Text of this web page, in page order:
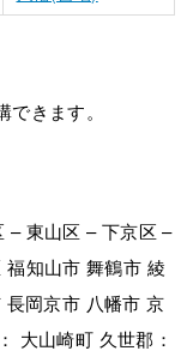
きます。
– 東山区 – 下京区 –
知山市 舞鶴市 綾
岡京市 八幡市 京
大山崎町 久世郡：